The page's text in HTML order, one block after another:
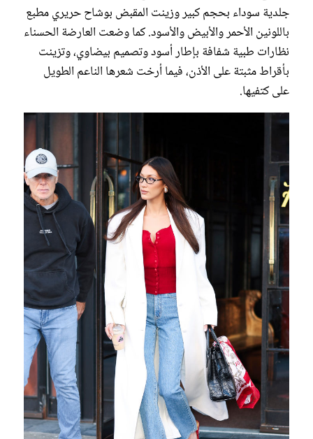
جلدية سوداء بحجم كبير وزينت المقبض بوشاح حريري مطبع
باللونين الأحمر والأبيض والأسود. كما وضعت العارضة الحسناء
نظارات طبية شفافة بإطار أسود وتصميم بيضاوي، وتزينت
بأقراط مثبتة على الأذن، فيما أرخت شعرها الناعم الطويل
على كتفيها.